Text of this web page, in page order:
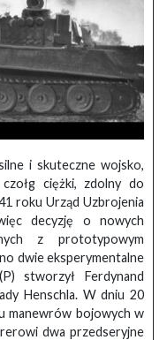
i skuteczne wojsko,
ciężki, zdolny do
roku Urząd Uzbrojenia
decyzję o nowych
z prototypowym
dwie eksperymentalne
stworzył Ferdynand
Henschla. W dniu 20
manewrów bojowych w
dwa przedseryjne